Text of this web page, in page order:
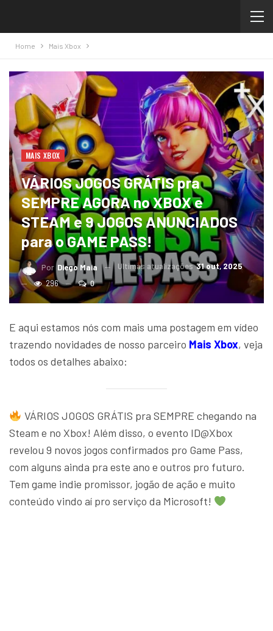
Home Mais Xbox
MAIS XBOX
VÁRIOS JOGOS GRÁTIS pra
SEMPRE AGORA no XBOX e
STEAM e 9 JOGOS ANUNCIADOS
para o GAME PASS!
PorDiego Maia Ultimas atualizações31 out, 2025
296
0
E aqui estamos nós com mais uma postagem em vídeo
trazendo novidades de nosso parceiro Mais Xbox, veja
todos os detalhes abaixo:
VÁRIOS JOGOS GRÁTIS pra SEMPRE chegando na
Steam e no Xbox! Além disso, o evento ID@Xbox
revelou 9 novos jogos confirmados pro Game Pass,
com alguns ainda pra este ano e outros pro futuro.
Tem game indie promissor, jogão de ação e muito
conteúdo vindo aí pro serviço da Microsoft!